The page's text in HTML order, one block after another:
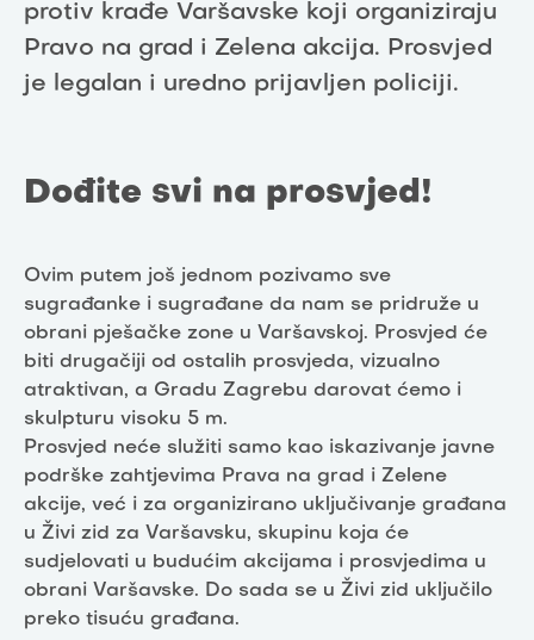
protiv krađe Varšavske koji organiziraju
Pravo na grad i Zelena akcija. Prosvjed
je legalan i uredno prijavljen policiji.
Dođite svi na prosvjed!
Ovim putem još jednom pozivamo sve
sugrađanke i sugrađane da nam se pridruže u
obrani pješačke zone u Varšavskoj. Prosvjed će
biti drugačiji od ostalih prosvjeda, vizualno
atraktivan, a Gradu Zagrebu darovat ćemo i
skulpturu visoku 5 m.
Prosvjed neće služiti samo kao iskazivanje javne
podrške zahtjevima Prava na grad i Zelene
akcije, već i za organizirano uključivanje građana
u Živi zid za Varšavsku, skupinu koja će
sudjelovati u budućim akcijama i prosvjedima u
obrani Varšavske. Do sada se u Živi zid uključilo
preko tisuću građana.